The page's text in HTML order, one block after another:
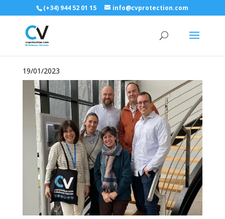
(+34) 944 52 01 15 info@cvprotection.com
19/01/2023